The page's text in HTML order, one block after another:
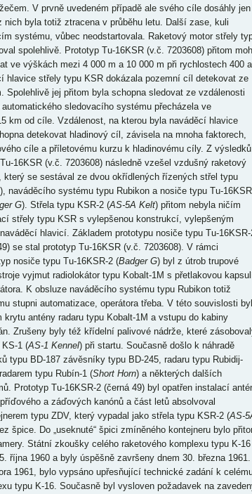
V prvně uvedeném případě ale svého cíle dosáhly jen
nich byla totiž ztracena v průběhu letu. Další zase, kuli
systému, vůbec neodstartovala. Raketový motor střely
spolehlivě. Prototyp Tu-16KSR (v.č. 7203608) přitom mohl
ve výškách mezi 4 000 m a 10 000 m při rychlostech 400
hlavice střely typu KSR dokázala pozemní cíl detekovat ze
Spolehlivě jej přitom byla schopna sledovat ze vzdálenosti
sledovacího systému přecházela ve
km od cíle. Vzdálenost, na kterou byla naváděcí hlavice
detekovat hladinový cíl, závisela na mnoha faktorech,
cíle a příletovému kurzu k hladinovému cíly. Z výsledků
16KSR (v.č. 7203608) následně vzešel vzdušný raketový
který se sestával ze dvou okřídlených řízených střel typu
), naváděcího systému typu Rubikon a nosiče typu Tu-
G). Střela typu KSR-2 (AS-5A Kelt) přitom nebyla ničím
střely typu KSR s vylepšenou konstrukcí, vylepšeným
hlavicí. Základem prototypu nosiče typu Tu-16KSR-
se stal prototyp Tu-16KSR (v.č. 7203608). V rámci
nosiče typu Tu-16KSR-2 (Badger G) byl z útrob trupové
vyjmut radiolokátor typu Kobalt-1M s přetlakovou
K obsluze naváděcího systému typu Rubikon totiž
stupni automatizace, operátora třeba. V této souvislosti byl
krytu antény radaru typu Kobalt-1M a vstupu do kabiny
Zrušeny byly též křídelní palivové nádrže, které
1 (AS-1 Kennel) při startu. Současně došlo k náhradě
typu BD-187 závěsníky typu BD-245, radaru typu Rubidij-
typu Rubín-1 (Short Horn) a některých dalších
Prototyp Tu-16KSR-2 (černá 49) byl opatřen instalací
a záďových kanónů a část letů absolvoval
typu ZDV, který vypadal jako střela typu KSR-2 (AS-
špice. Do „useknuté“ špici zmíněného kontejneru bylo
Státní zkoušky celého raketového komplexu typu K-16
října 1960 a byly úspěšně završeny dnem 30. března 1961.
1961, bylo vypsáno upřesňující technické zadání k
typu K-16. Současně byl vysloven požadavek na